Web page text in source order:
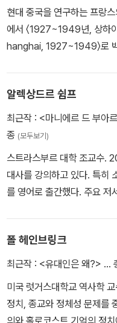
“베를린 장벽이 무너지고 공
는 국가 차원의 추모 논쟁으
형성에 사용된 각종 이념적
독교 유럽에 방벽을 쌓으려
셰비즘이 이슬람화된 서유럽
리엄 루터 피어스의 가명)
일기』(1978)에서 흑인과
괴한다는 이야기를 펼쳤다.
너 일기』 등 과거 문헌에서
있다. 유대-볼셰비즘의 신화
“권력과 언론이 노란조끼 운
다고 비난하고, 상대하기 불
키면, 그들의 기대는 손쉽게
리려는 시도가 성공하면 마
현대 중국을 연구하는 프랑
에서 〈1927~1949년, 상
hanghai, 1927~1949〉로
국의 운명, 마오쩌둥Le
s》(2009)을 펴냈다. 파리
중국학과 교수를 역임했으며
알렉상드르 쉼프
최근작 : <마니에르 드 부
종 (모두보기)
스트라스부르 대학 조교수.
대사를 강의하고 있다. 특히
를 영어로 출간했다. 주요
국가의 탄생: 소련,
Oubliee 잊혀진 대전』
폴 헤인브링크
최근작 : <유대인은 왜?> …
미국 럿거스대학교 역사학
정치, 종교와 정체성 문제를
의와 홀로코스트 기억의 정